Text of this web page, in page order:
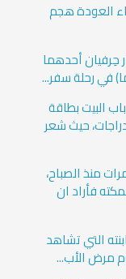
العودة هجم
حِرفيان أحدهما
البيت بطاقة
حيث شعر
منذ الصباح،
فأراد ان
التي تشاهد
مرض الأب...